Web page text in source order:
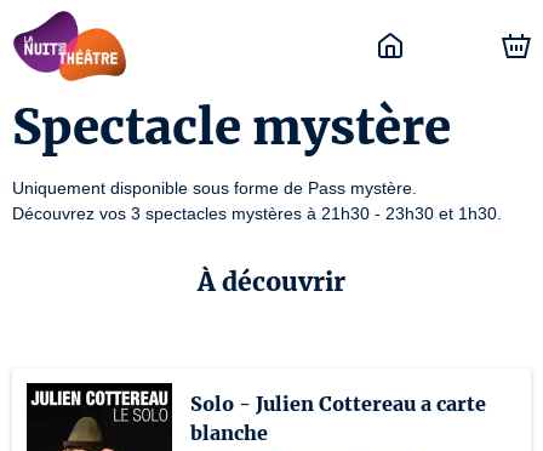
Spectacle mystère
Uniquement disponible sous forme de Pass mystère.
Découvrez vos 3 spectacles mystères à 21h30 - 23h30 et 1h30.
À découvrir
Solo - Julien Cottereau a carte
blanche